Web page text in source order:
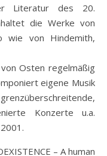
Literatur des 20.
die Werke von
wie von Hindemith,
Osten regelmäßig
eigene Musik
Konzerte u.a.
2001.
– A human